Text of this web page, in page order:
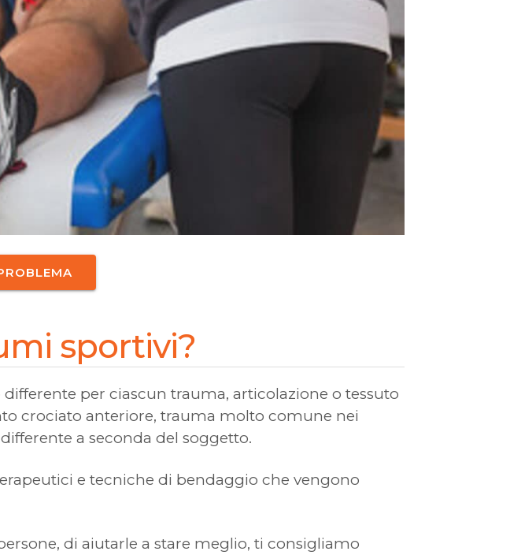
sportivi?
per ciascun trauma, articolazione o tessuto
crociato anteriore, trauma molto comune nei
a seconda del soggetto.
e tecniche di bendaggio che vengono
di aiutarle a stare meglio, ti consigliamo